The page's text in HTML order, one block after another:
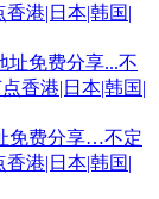
港|日本|韩国|
免费分享…不定
港|日本|韩国|